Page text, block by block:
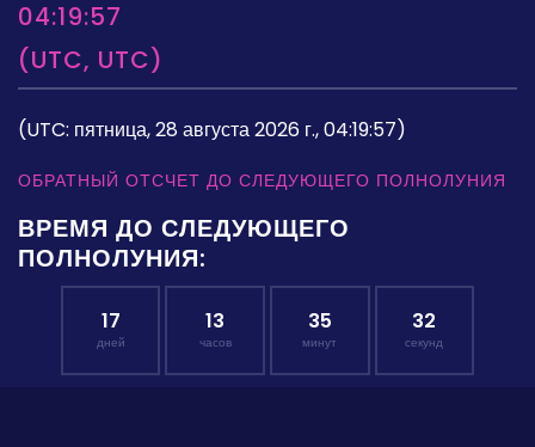
04:19:57
(UTC, UTC)
(UTC: пятница, 28 августа 2026 г., 04:19:57)
ОБРАТНЫЙ ОТСЧЕТ ДО СЛЕДУЮЩЕГО ПОЛНОЛУНИЯ
ВРЕМЯ ДО СЛЕДУЮЩЕГО
ПОЛНОЛУНИЯ:
17
дней
13
часов
35
минут
31
секунд